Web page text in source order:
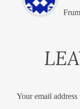
Your email